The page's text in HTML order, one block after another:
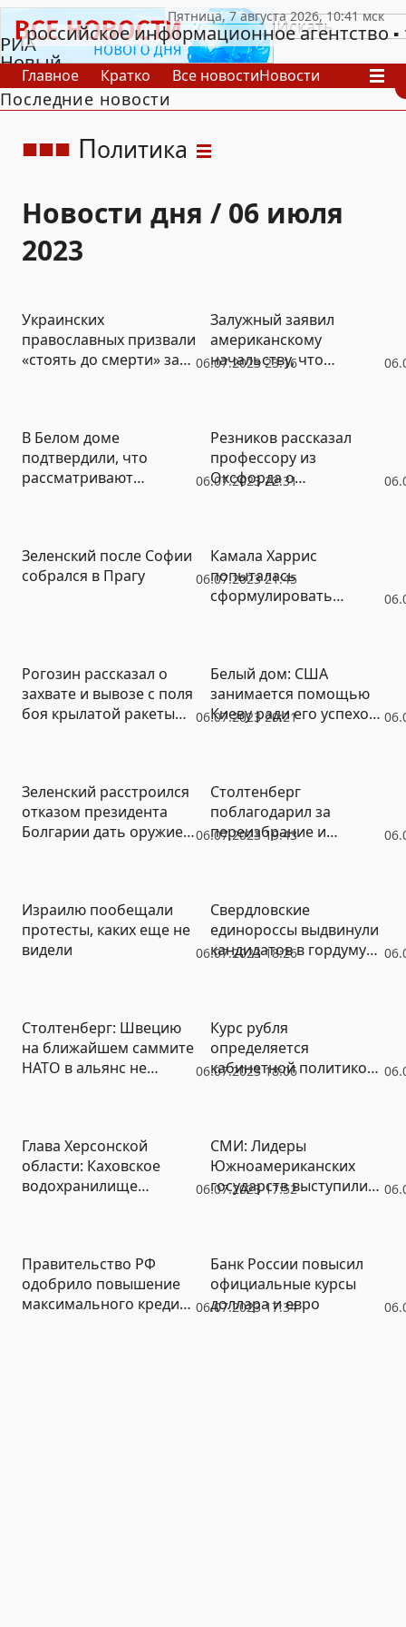
РИА
Новый
День
российское информационное агентство
Главное Кратко Все новостиНовости
В России
В мире
Последние новости
Политика
Новости дня / 06 июля
2023
06.07.2023 23:16
Украинских
православных призвали
«стоять до смерти» за
Залужный заявил
американскому
начальству, что
06.07.2023 22:31
В Белом доме
подтвердили, что
рассматривают
Резников рассказал
профессору из
Оксфорда о
06.07.2023 21:45
Зеленский после Софии
собрался в Прагу
Камала Харрис
попыталась
сформулировать
06.07.2023 20:21
Рогозин рассказал о
захвате и вывозе с поля
боя крылатой ракеты
Белый дом: США
занимается помощью
Киеву ради его успехов
06.07.2023 19:43
Зеленский расстроился
отказом президента
Болгарии дать оружие
Столтенберг
поблагодарил за
переизбрание и
06.07.2023 18:26
Израилю пообещали
протесты, каких еще не
видели
Свердловские
единороссы выдвинули
кандидатов в гордуму
06.07.2023 18:06
Столтенберг: Швецию
на ближайшем саммите
НАТО в альянс не
Курс рубля
определяется
кабинетной политикой
06.07.2023 17:52
Глава Херсонской
области: Каховское
водохранилище
СМИ: Лидеры
Южноамериканских
государств выступили
саммите
06.07.2023 17:34
Правительство РФ
одобрило повышение
максимального кредита
Банк России повысил
официальные курсы
доллара и евро